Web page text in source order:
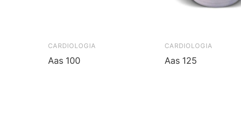
CARDIOLOGIA
Aas 100
CARDIOLOGIA
Aas 125